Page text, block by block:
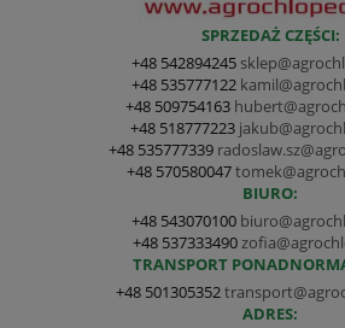
SPRZEDAŻ CZĘŚCI:
+48 542894245
+48 535777122
+48 509754163
+48 518777223
+48 535777339
+48 570580047
BIURO:
+48 543070100
+48 537333490
TRANSPORT
+48 501305352
ADRES: